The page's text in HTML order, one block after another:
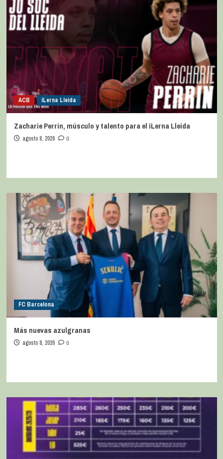
ACB iLerna Lleida
Zacharie Perrin, músculo y talento para el iLerna Lleida
agosto 8, 2026 0
FC Barcelona
Más nuevas azulgranas
agosto 8, 2026 0